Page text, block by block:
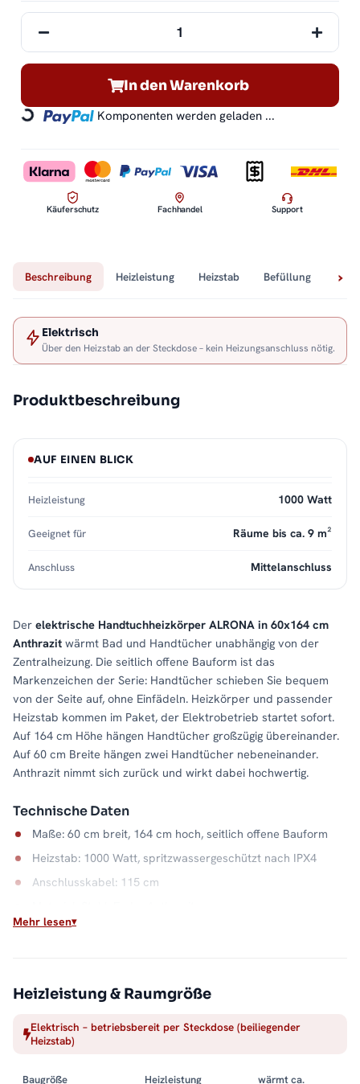
In den Warenkorb
Loading... Komponenten werden geladen ...
Käuferschutz Fachhandel Support
Beschreibung Heizleistung Heizstab Befüllung
Elektrisch
Über den Heizstab an der Steckdose – kein Heizungsanschluss nötig.
Produktbeschreibung
Der elektrische Handtuchheizkörper ALRONA in 60x164 cm
Anthrazit wärmt Bad und Handtücher unabhängig von der
Zentralheizung. Die seitlich offene Bauform ist das
Markenzeichen der Serie: Handtücher schieben Sie bequem
von der Seite auf, ohne Einfädeln. Heizkörper und passender
Heizstab kommen im Paket, der Elektrobetrieb startet sofort.
Auf 164 cm Höhe hängen Handtücher großzügig übereinander.
Auf 60 cm Breite hängen zwei Handtücher nebeneinander.
Anthrazit nimmt sich zurück und wirkt dabei hochwertig.
Technische Daten
Maße: 60 cm breit, 164 cm hoch, seitlich offene Bauform
Heizstab: 1000 Watt, spritzwassergeschützt nach IPX4
Anschlusskabel: 115 cm
Wasserkapazität: 8,9 Liter
Einschalten, aufheizen, Handtuch auflegen: Der elektrische
offene Seite hält dabei jeden Handgriff kurz, und der
Stahlkorpus in Anthrazit bleibt ein ruhiger Blickfang. Alle
AUF EINEN BLICK
Heizleistung 1000 Watt
Geeignet für Räume bis ca. 9 m²
Anschluss Mittelanschluss
Mehr lesen
Heizleistung & Raumgröße
Elektrisch – betriebsbereit per Steckdose (beiliegender
Heizstab)
Baugröße Heizleistung wärmt ca.